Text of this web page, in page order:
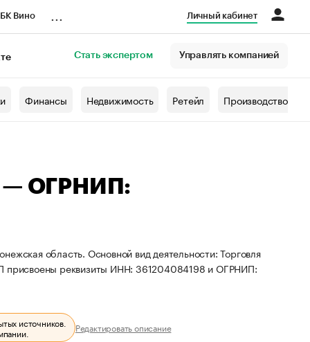
Вино Личный кабинет
Стать экспертом Управлять компанией
Финансы Недвижимость Ретейл Производство
— ОГРНИП:
область. Основной вид деятельности: Торговля
присвоены реквизиты ИНН: 361204084198 и ОГРНИП:
источников.
Редактировать описание